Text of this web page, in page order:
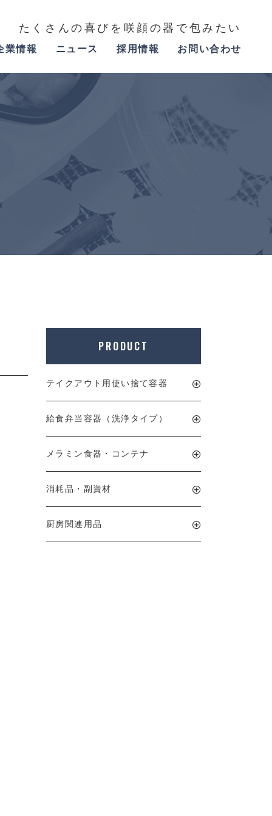
たくさんの喜びを咲顔の器で包みたい
業情報 ニュース 採用情報 お問い合わせ
PRODUCT
テイクアウト用使い捨て容器
給食弁当容器（洗浄タイプ）
メラミン食器・コンテナ
消耗品・副資材
厨房関連用品